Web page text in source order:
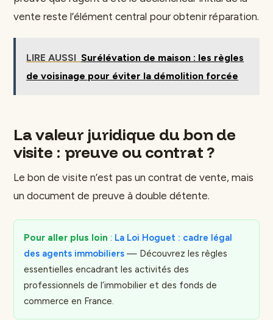
vente reste l’élément central pour obtenir réparation.
LIRE AUSSI Surélévation de maison : les règles
de voisinage pour éviter la démolition forcée
La valeur juridique du bon de
visite : preuve ou contrat ?
Le bon de visite n’est pas un contrat de vente, mais
un document de preuve à double détente.
Pour aller plus loin : La Loi Hoguet : cadre légal
des agents immobiliers — Découvrez les règles
essentielles encadrant les activités des
professionnels de l’immobilier et des fonds de
commerce en France.